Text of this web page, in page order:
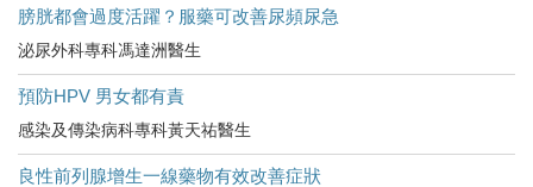
膀胱都會過度活躍？服藥可改善尿頻尿急
泌尿外科專科馮達洲醫生
預防HPV 男女都有責
感染及傳染病科專科黃天祐醫生
良性前列腺增生一線藥物有效改善症狀